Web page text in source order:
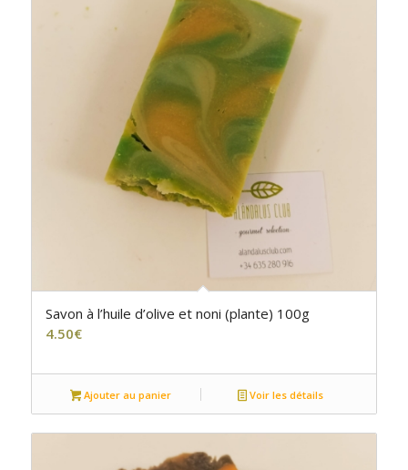
Savon à l’huile d’olive et noni (plante) 100g
4.50€
Ajouter au panier Voir les détails